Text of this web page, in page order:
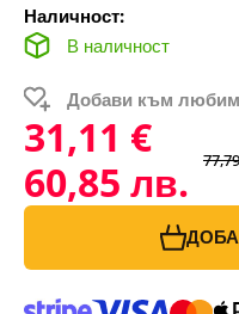
Наличност:
В наличност
Добави към
31,11 €
60,85 лв.